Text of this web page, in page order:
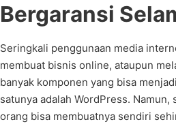
Bergaransi
Seringkali penggunaan media
membuat bisnis online, ataupun
banyak komponen yang bisa
satunya adalah WordPress. Namun,
orang bisa membuatnya sendiri